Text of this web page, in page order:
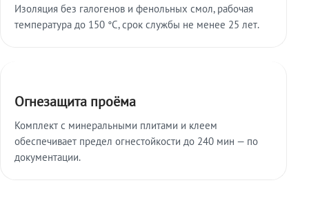
Изоляция без галогенов и фенольных смол, рабочая
температура до 150 °C, срок службы не менее 25 лет.
Огнезащита проёма
Комплект с минеральными плитами и клеем
обеспечивает предел огнестойкости до 240 мин — по
документации.